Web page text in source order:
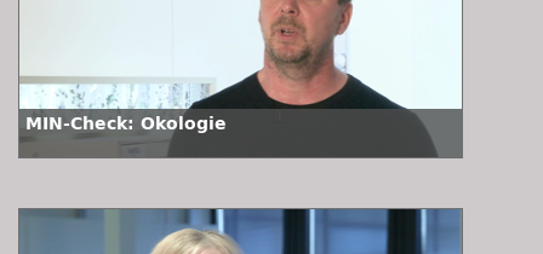
MIN-Check: Ökologie